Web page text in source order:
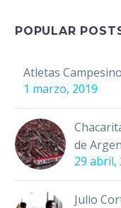
POPULAR
Atletas
1 marzo, 2019
de
29 abril,
Julio